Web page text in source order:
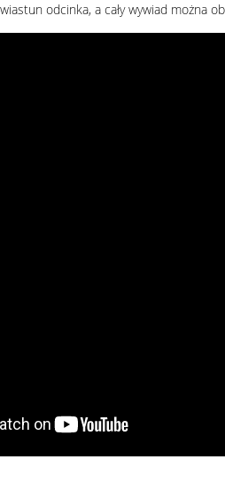
odcinka, a cały wywiad można